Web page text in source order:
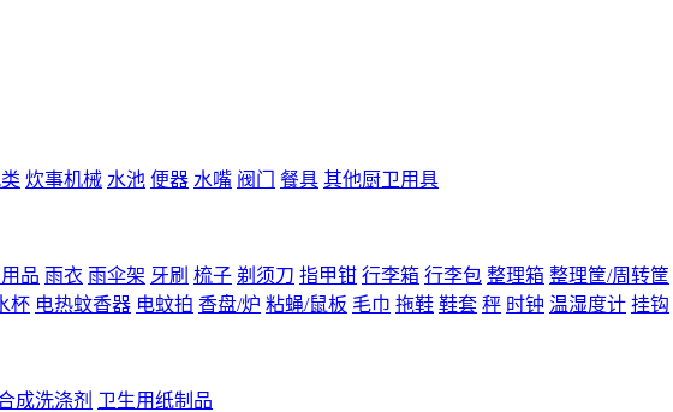
炊事机械 水池 便器 水嘴 阀门 餐具 其他厨卫用具
品 雨衣 雨伞架 牙刷 梳子 剃须刀 指甲钳 行李箱 行李包 整理箱 整理筐/周转筐
杯 电热蚊香器 电蚊拍 香盘/炉 粘蝇/鼠板 毛巾 拖鞋 鞋套 秤 时钟 温湿度计 挂钩
成洗涤剂 卫生用纸制品